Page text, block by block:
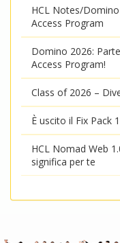
HCL Notes/
Access Program
Domino 2026:
Access Program!
Class of 2026 –
È uscito il Fix Pack
HCL Nomad Web
significa per te